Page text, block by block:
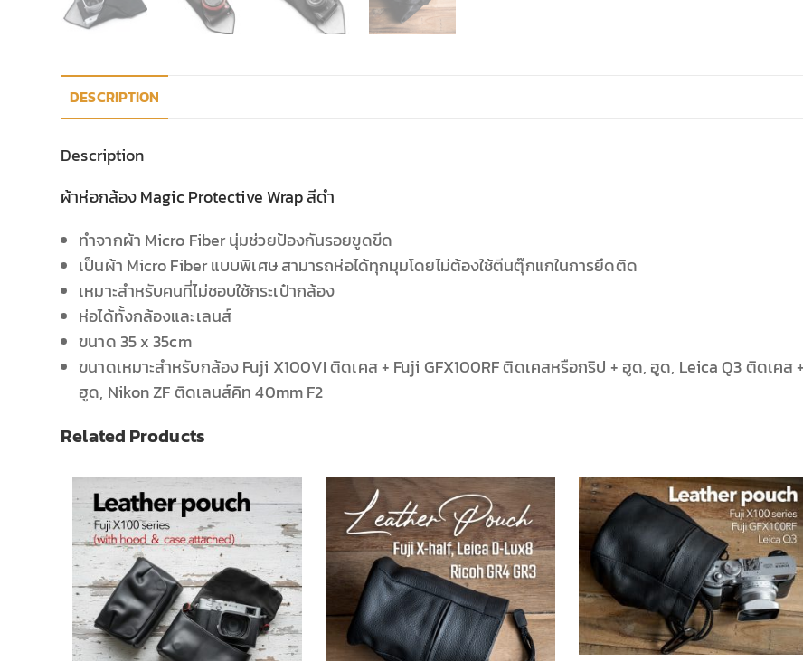
DESCRIPTION
Description
ผ้าห่อกล้อง Magic Protective Wrap สีดำ
ทำจากผ้า Micro Fiber นุ่มช่วยป้องกันรอยขูดขีด
เป็นผ้า Micro Fiber แบบพิเศษ สามารถห่อได้ทุกมุมโดยไม่ต้องใช้ตีนตุ๊กแกในการยึดติด
เหมาะสำหรับคนที่ไม่ชอบใช้กระเป๋ากล้อง
ห่อได้ทั้งกล้องและเลนส์
ขนาด 35 x 35cm
ขนาดเหมาะสำหรับกล้อง Fuji X100VI ติดเคส + Fuji GFX100RF ติดเคสหรือกริป + ฮูด, ฮูด, Leica Q3 ติดเคส +
ฮูด, Nikon ZF ติดเลนส์คิท 40mm F2
Related Products